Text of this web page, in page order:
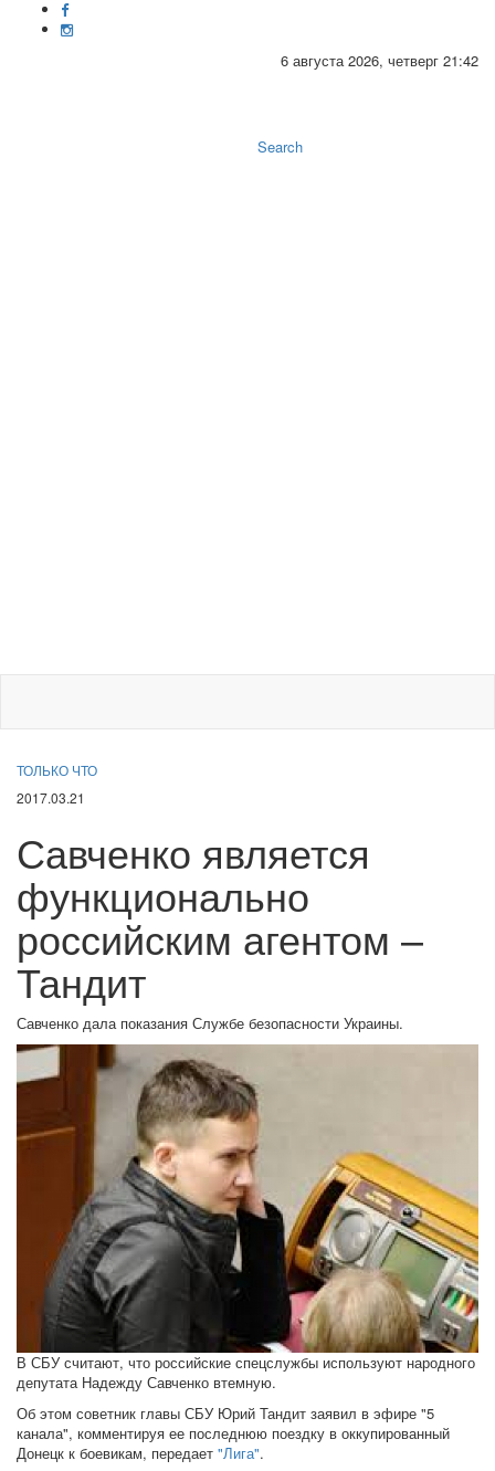
6 августа 2026, четверг 21:42
Search
ТОЛЬКО ЧТО
2017.03.21
Савченко является
функционально
российским агентом –
Тандит
Савченко дала показания Службе безопасности Украины.
В СБУ считают, что российские спецслужбы используют народного
депутата Надежду Савченко втемную.
Об этом советник главы СБУ Юрий Тандит заявил в эфире "5
канала", комментируя ее последнюю поездку в оккупированный
Донецк к боевикам, передает "Лига".